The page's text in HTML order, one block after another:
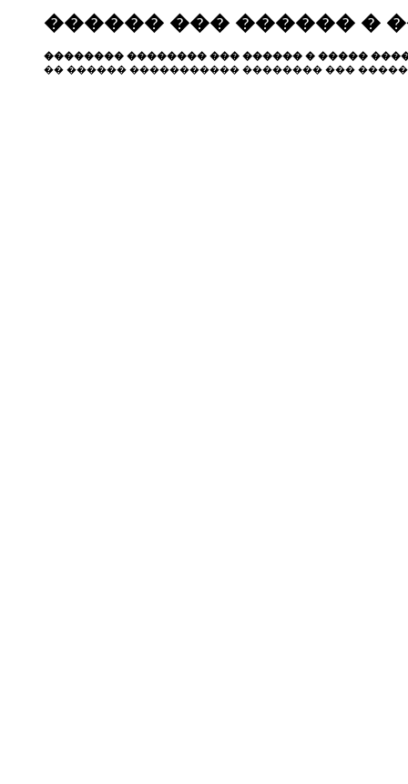
������ ��� ������ �
�������� �������� ��� ������ � �����
�� ������ ����������� �������� ���